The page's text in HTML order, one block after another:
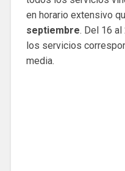
en horario extensivo
septiembre. Del 16
los servicios
media.